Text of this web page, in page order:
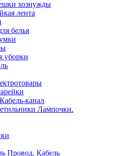
хознужды
лента
белья
уборки
Кабель-канал
Лампочки.
Провод. Кабель